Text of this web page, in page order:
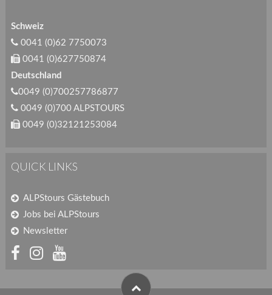
Schweiz
0041 (0)62 7750073
0041 (0)627750874
Deutschland
0049 (0)700257786877
0049 (0)700 ALPSTOURS
0049 (0)32121253084
QUICK LINKS
ALPStours Gästebuch
Jobs bei ALPStours
Newsletter